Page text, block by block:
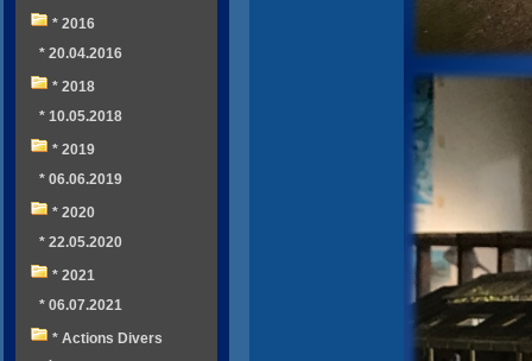
* 2016
* 20.04.2016
* 2018
* 10.05.2018
* 2019
* 06.06.2019
* 2020
* 22.05.2020
* 2021
* 06.07.2021
* Actions Divers